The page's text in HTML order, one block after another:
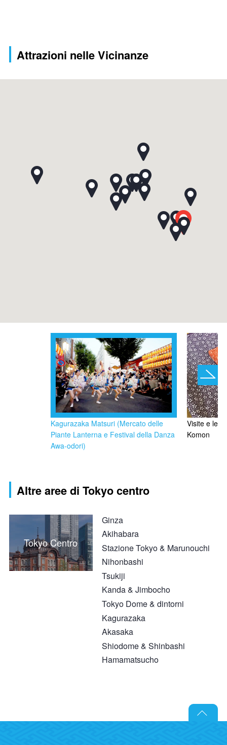
Attrazioni nelle Vicinanze
Kagurazaka Matsuri (Mercato delle
Piante Lanterna e Festival della Danza
Awa-odori)
Visite e
Komon
Altre aree di Tokyo centro
Tokyo Centro
Ginza
Akihabara
Stazione Tokyo & Marunouchi
Nihonbashi
Tsukiji
Kanda & Jimbocho
Tokyo Dome & dintorni
Kagurazaka
Akasaka
Shiodome & Shinbashi
Hamamatsucho